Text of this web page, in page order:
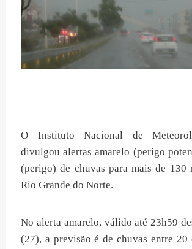
O Instituto Nacional de
divulgou alertas amarelo (perigo
(perigo) de chuvas para mais de 130
Rio Grande do Norte.
No alerta amarelo, válido até 23h59
(27), a previsão é de chuvas entre 20